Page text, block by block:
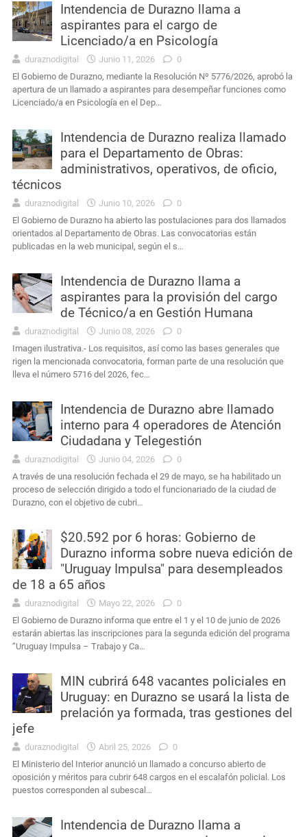
Intendencia de Durazno llama a
aspirantes para el cargo de
Licenciado/a en Psicología
duraznodigital Junio 11, 2026
0
El Gobierno de Durazno, mediante la Resolución Nº 5776/2026, aprobó la
apertura de un llamado a aspirantes para desempeñar funciones como
Licenciado/a en Psicología en el Dep…
Intendencia de Durazno realiza llamado
para el Departamento de Obras:
administrativos, operativos, de oficio,
técnicos
duraznodigital Junio 10, 2026
0
El Gobierno de Durazno ha abierto las postulaciones para dos llamados
orientados al Departamento de Obras. Las convocatorias están
publicadas en la web municipal, según el s…
Intendencia de Durazno llama a
aspirantes para la provisión del cargo
de Técnico/a en Gestión Humana
duraznodigital Junio 08, 2026
0
Imagen ilustrativa.- Los requisitos, así como las bases generales que
rigen la mencionada convocatoria, forman parte de una resolución que
lleva el número 5716 del 2026, fec…
Intendencia de Durazno abre llamado
interno para 4 operadores de Atención
Ciudadana y Telegestión
duraznodigital Junio 04, 2026
0
A través de una resolución fechada el 29 de mayo, se ha habilitado un
proceso de selección dirigido a todo el funcionariado de la ciudad de
Durazno, con el objetivo de cubri…
$20.592 por 6 horas: Gobierno de
Durazno informa sobre nueva edición de
"Uruguay Impulsa" para desempleados
de 18 a 65 años
duraznodigital Mayo 22, 2026
0
El Gobierno de Durazno informa que entre el 1 y el 10 de junio de 2026
estarán abiertas las inscripciones para la segunda edición del programa
“Uruguay Impulsa – Trabajo y Ca…
MIN cubrirá 648 vacantes policiales en
Uruguay: en Durazno se usará la lista de
prelación ya formada, tras gestiones del
jefe
duraznodigital Abril 25, 2026
0
El Ministerio del Interior anunció un llamado a concurso abierto de
oposición y méritos para cubrir 648 cargos en el escalafón policial. Los
puestos corresponden al subescal…
Intendencia de Durazno llama a